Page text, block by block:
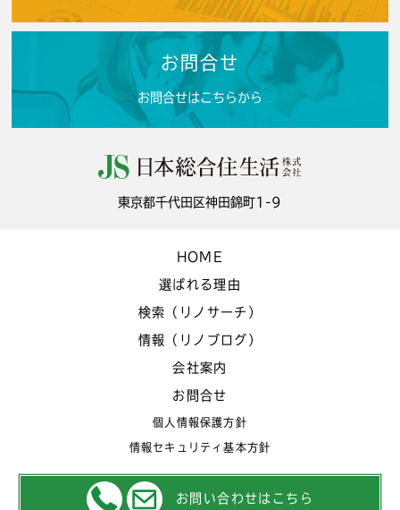
お問合せ
お問合せはこちらから
東京都千代田区神田錦町1-9
HOME
選ばれる理由
検索（リノサーチ）
情報（リノブログ）
会社案内
お問合せ
個人情報保護方針
情報セキュリティ基本方針
お問い合わせはこちら